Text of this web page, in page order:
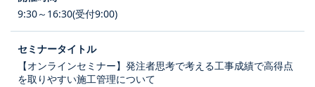
9:30～16:30(受付9:00)
【オンラインセミナー】発注者思考で考える工事成績で高得点
を取りやすい施工管理について